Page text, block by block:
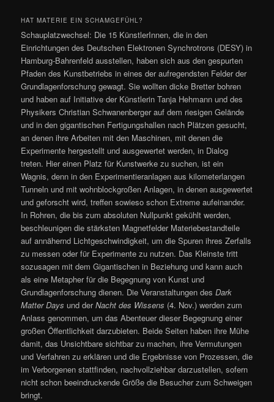
HAT MATERIE EIN SCHAMGEFÜHL?
Schauplatzwechsel: Die 15 KünstlerInnen, die in den
Einrichtungen des Deutschen Elektronen Synchrotrons (DESY) in
Hamburg-Bahrenfeld ausstellen, haben sich aus den gespurten
Pfaden des Kunstbetriebs in eines der aufregendsten Felder der
Grundlagenforschung gewagt. Sie wollten dicke Bretter bohren
und haben auf Initiative der Künstlerin Tanja Hehmann und des
Physikers Christian Schwanenberger auf dem riesigen Gelände
und in den gigantischen Fertigungshallen nach Plätzen gesucht,
an denen ihre Arbeiten mit den Maschinen, mit denen die
Experimente hergestellt und ausgewertet werden, in Dialog
treten. Hier einen Platz für Kunstwerke zu suchen, ist ein
Wagnis, denn in den Experimentieranlagen aus kilometerlangen
Tunneln und mit wohnblockgroßen Anlagen, in denen ausgewertet
und geforscht wird, treffen sowieso schon Extreme aufeinander.
In Rohren, die bis zum absoluten Nullpunkt gekühlt werden,
beschleunigen die stärksten Magnetfelder Materiebestandteile
auf annähernd Lichtgeschwindigkeit, um die Spuren ihres Zerfalls
zu messen oder für Experimente zu nutzen. Das Kleinste tritt
sozusagen mit dem Gigantischen in Beziehung und kann auch
als eine Metapher für die Begegnung von Kunst und
Grundlagenforschung dienen. Die Veranstaltungen desDark
Matter Days und derNacht des Wissens (4. Nov.) werden zum
Anlass genommen, um das Abenteuer dieser Begegnung einer
großen Öffentlichkeit darzubieten. Beide Seiten haben ihre Mühe
damit, das Unsichtbare sichtbar zu machen, ihre Vermutungen
und Verfahren zu erklären und die Ergebnisse von Prozessen, die
im Verborgenen stattfinden, nachvollziehbar darzustellen, sofern
nicht schon beeindruckende Größe die Besucher zum Schweigen
bringt.